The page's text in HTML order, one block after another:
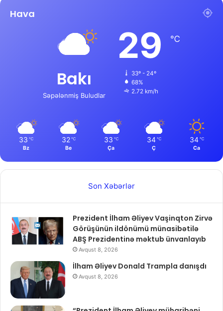
Hava
Bakı
Səpələnmiş Buludlar
29 ℃
33º - 24º
68%
2.72 km/h
33 ℃
Bz
32 ℃
Be
33 ℃
Ça
34 ℃
Ç
34 ℃
Ca
Son Xəbərlər
Prezident İlham Əliyev Vaşinqton Zirvə
Görüşünün ildönümü münasibətilə
ABŞ Prezidentinə məktub ünvanlayıb
Avqust 8, 2026
İlham Əliyev Donald Trampla danışdı
Avqust 8, 2026